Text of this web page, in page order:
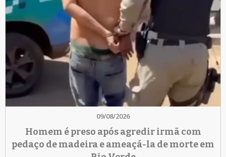
09/08/2026
Homem é preso após agredir irmã com
pedaço de madeira e ameaçá-la de morte em